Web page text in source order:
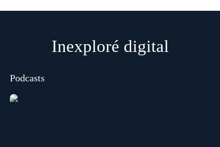
Inexploré digital
Podcasts